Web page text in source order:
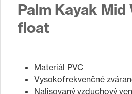
Palm Kayak Mid
float
Materiál PVC
Vysokofrekvenčné
Nalisovaný vzduchový